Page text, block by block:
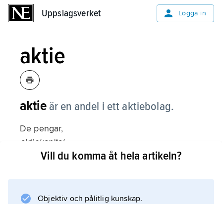
Uppslagsverket Logga in
aktie
aktie är en andel i ett aktiebolag.
De pengar,
aktiekapital
, som delägarna har betalat in i ett aktiebolag
bestämmer man hur många aktier det ska
Vill du komma åt hela artikeln?
Objektiv och pålitlig kunskap.